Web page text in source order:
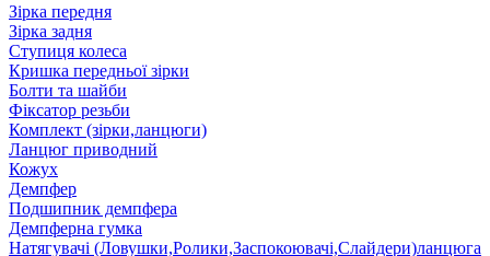
Зірка передня
Зірка задня
Ступиця колеса
Кришка передньої зірки
Болти та шайби
Фіксатор резьби
Комплект (зірки,ланцюги)
Ланцюг приводний
Кожух
Демпфер
Подшипник демпфера
Демпферна гумка
Натягувачі (Ловушки,Ролики,Заспокоювачі,Слайдери)ланцюга